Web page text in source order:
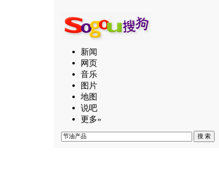
新闻
网页
音乐
图片
地图
说吧
更多»